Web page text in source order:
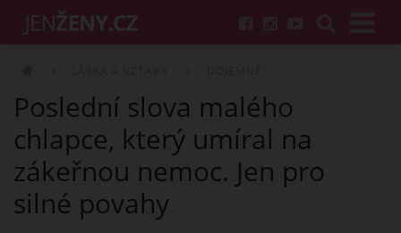
Poslední slova malého
chlapce, který umíral na
zákeřnou nemoc. Jen pro
silné povahy